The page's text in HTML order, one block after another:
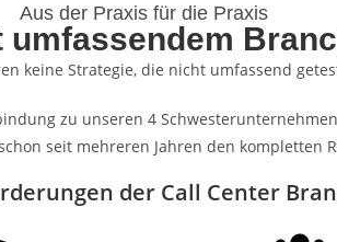
Aus der Praxis für die Praxis
keine Strategie, die nicht umfassend
zu unseren 4
seit mehreren Jahren den kompletten
der Call Center